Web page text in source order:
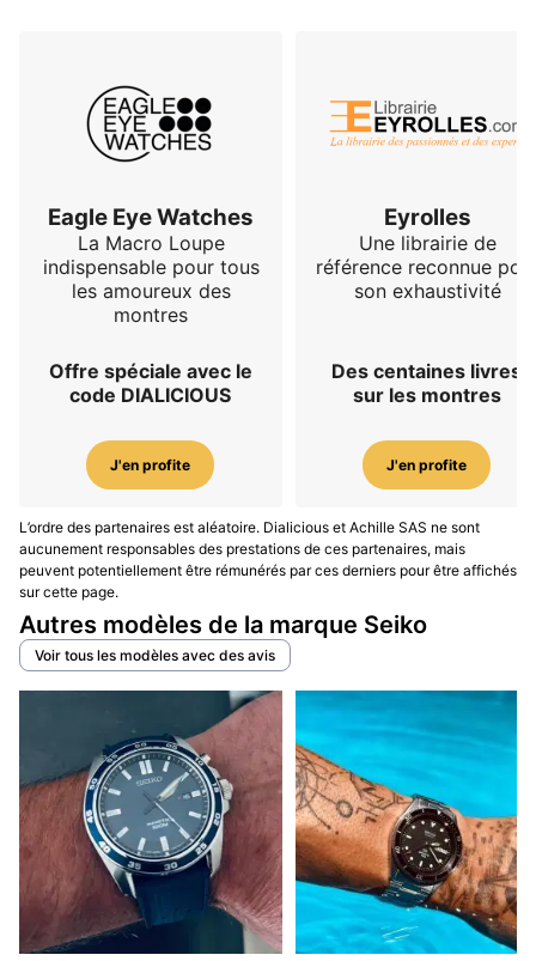
Eagle Eye Watches
La Macro Loupe
indispensable pour tous
les amoureux des
montres
Offre spéciale avec le
code DIALICIOUS
J'en profite
Eyrolles
Une librairie de
référence reconnue
son exhaustivité
Des centaines livres
sur les montres
J'en profite
L’ordre des partenaires est aléatoire. Dialicious et Achille SAS ne sont
aucunement responsables des prestations de ces partenaires, mais
peuvent potentiellement être rémunérés par ces derniers pour être affichés
sur cette page.
Autres modèles de la marque Seiko
Voir tous les modèles avec des avis